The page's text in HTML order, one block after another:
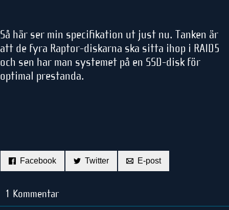
Så här ser min specifikation ut just nu. Tanken är
att de fyra Raptor-diskarna ska sitta ihop i RAID5
och sen har man systemet på en SSD-disk för
optimal prestanda.
Facebook Twitter E-post
1 Kommentar